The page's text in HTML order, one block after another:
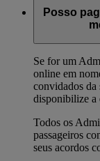
Posso
Se for um
online em
convidados da
disponibilize a
Todos os
passageiros
seus acordos